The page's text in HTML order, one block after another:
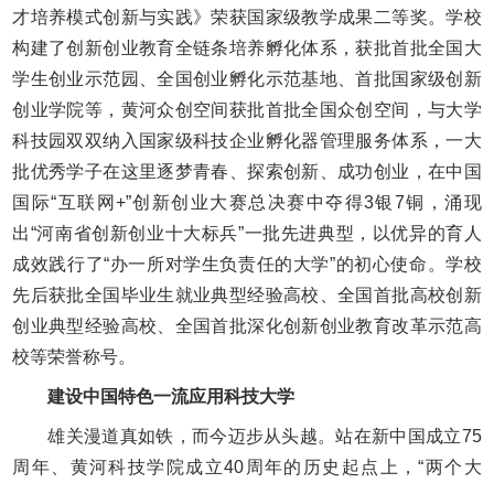
才培养模式创新与实践》荣获国家级教学成果二等奖。学校
构建了创新创业教育全链条培养孵化体系，获批首批全国大
学生创业示范园、全国创业孵化示范基地、首批国家级创新
创业学院等，黄河众创空间获批首批全国众创空间，与大学
科技园双双纳入国家级科技企业孵化器管理服务体系，一大
批优秀学子在这里逐梦青春、探索创新、成功创业，在中国
国际“互联网+”创新创业大赛总决赛中夺得3银7铜，涌现
出“河南省创新创业十大标兵”一批先进典型，以优异的育人
成效践行了“办一所对学生负责任的大学”的初心使命。学校
先后获批全国毕业生就业典型经验高校、全国首批高校创新
创业典型经验高校、全国首批深化创新创业教育改革示范高
校等荣誉称号。
建设中国特色一流应用科技大学
雄关漫道真如铁，而今迈步从头越。站在新中国成立75
周年、黄河科技学院成立40周年的历史起点上，“两个大